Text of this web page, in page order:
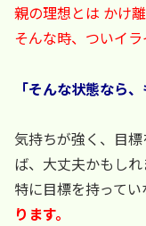
親の理想とは かけ
そんな時、ついイラ
「そんな状態なら
気持ちが強く、目
ば、大丈夫かもしれ
特に目標を持ってい
ります。